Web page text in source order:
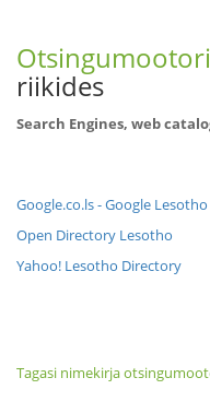
riikides
Search Engines, web
Google.co.ls - Google Lesotho
Open Directory Lesotho
Yahoo! Lesotho Directory
Tagasi nimekirja